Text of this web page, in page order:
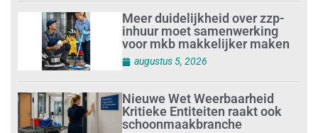
Meer duidelijkheid over zzp-
inhuur moet samenwerking
voor mkb makkelijker maken
augustus 5, 2026
Nieuwe Wet Weerbaarheid
Kritieke Entiteiten raakt ook
schoonmaakbranche